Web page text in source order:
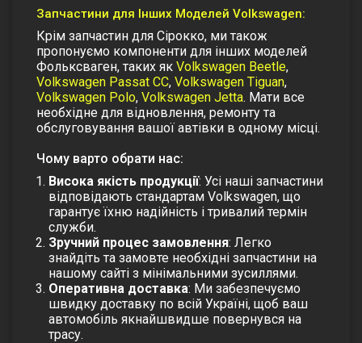
Запчастини для Інших Моделей Volkswagen:
Крім запчастин для Сірокко, ми також
пропонуємо компоненти для інших моделей
Фольксваген, таких як Volkswagen Beetle,
Volkswagen Passat СС, Volkswagen Tiguan,
Volkswagen Polo, Volkswagen Jetta. Мати все
необхідне для відновлення, ремонту та
обслуговування вашої автівки в одному місці.
Чому варто обрати нас:
Висока якість продукції: Усі наші запчастини
відповідають стандартам Volkswagen, що
гарантує їхню надійність і тривалий термін
служби.
Зручний процес замовлення: Легко
знайдіть та замовте необхідні запчастини на
нашому сайті з мінімальними зусиллями.
Оперативна доставка: Ми забезпечуємо
швидку доставку по всій Україні, щоб ваш
автомобіль якнайшвидше повернувся на
трасу.